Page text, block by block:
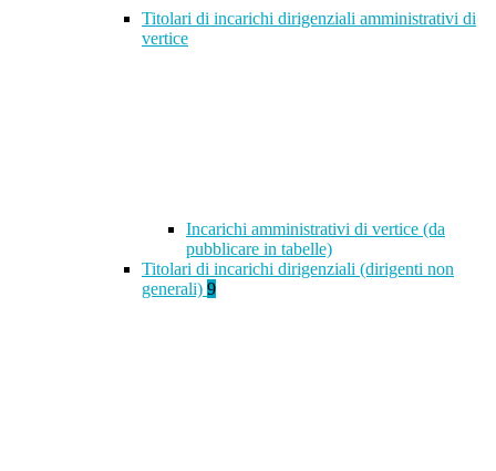
Titolari di incarichi dirigenziali amministrativi di
vertice
Incarichi amministrativi di vertice (da
pubblicare in tabelle)
Titolari di incarichi dirigenziali (dirigenti non
generali) 9